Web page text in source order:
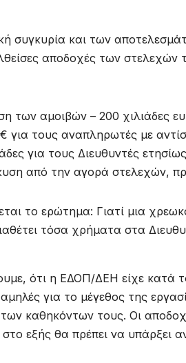
συγκυρία και των
αποδοχές των
των αμοιβών – 200 χιλιάδες
για τους αναπληρωτές με
για τους Διευθυντές
από την αγορά στελεχών,
το ερώτημα: Γιατί μια
τόσα χρήματα στα
ότι η ΕΔΟΠ/ΔΕΗ είχε κατά
για το μέγεθος της
καθηκόντων τους. Οι
στο εξής θα πρέπει να